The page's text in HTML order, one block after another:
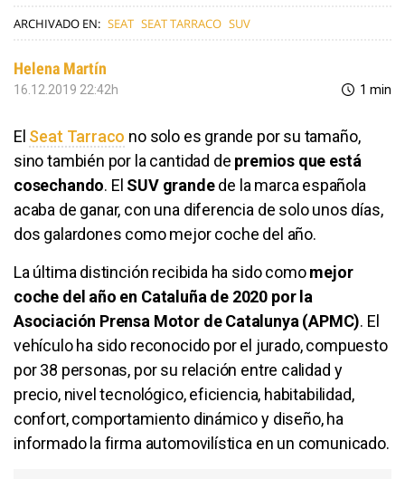
ARCHIVADO EN: SEAT SEAT TARRACO SUV
Helena Martín
16.12.2019 22:42h 1 min
El Seat Tarraco no solo es grande por su tamaño,
sino también por la cantidad de premios que está
cosechando. El SUV grandede la marca española
acaba de ganar, con una diferencia de solo unos días,
dos galardones como mejor coche del año.
La última distinción recibida ha sido comomejor
coche del año en Cataluña de 2020 por la
Asociación Prensa Motor de Catalunya (APMC). El
vehículo ha sido reconocido por el jurado, compuesto
por 38 personas, por su relación entre calidad y
precio, nivel tecnológico, eficiencia, habitabilidad,
confort, comportamiento dinámico y diseño, ha
informado la firma automovilística en un comunicado.